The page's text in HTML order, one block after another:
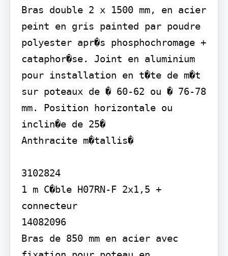
Bras double 2 x 1500 mm, en acier
peint en gris painted par poudre
polyester apr�s phosphochromage +
cataphor�se. Joint en aluminium
pour installation en t�te de m�t
sur poteaux de � 60-62 ou � 76-78
mm. Position horizontale ou
inclin�e de 25�
Anthracite m�tallis�
3102824
1 m C�ble H07RN-F 2x1,5 +
connecteur
14082096
Bras de 850 mm en acier avec